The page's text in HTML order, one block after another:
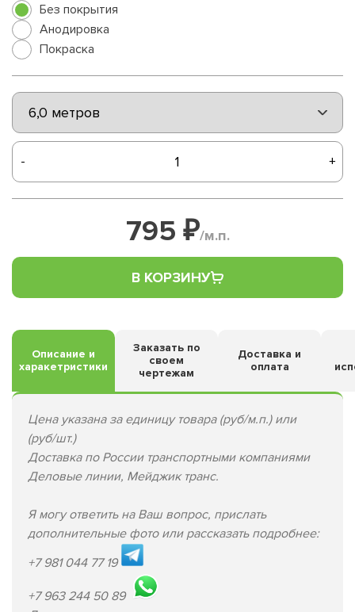
Без покрытия
Анодировка
Покраска
- +
795 ₽/м.п.
В КОРЗИНУ
Описание и
харакетристики
Заказать по
своем
чертежам
Доставка и
оплата
Цена указана за единицу товара (руб/м.п.) или
(руб/шт.)
Доставка по России транспортными компаниями
Деловые линии, Мейджик транс.
Я могу ответить на Ваш вопрос, прислать
дополнительные фото или рассказать подробнее:
+7 981 044 77 19
+7 963 244 50 89